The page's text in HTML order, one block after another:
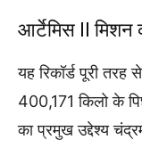
आर्टेमिस II मिशन
यह रिकॉर्ड पूरी तरह
400,171 किलो के
का प्रमुख उद्देश्य